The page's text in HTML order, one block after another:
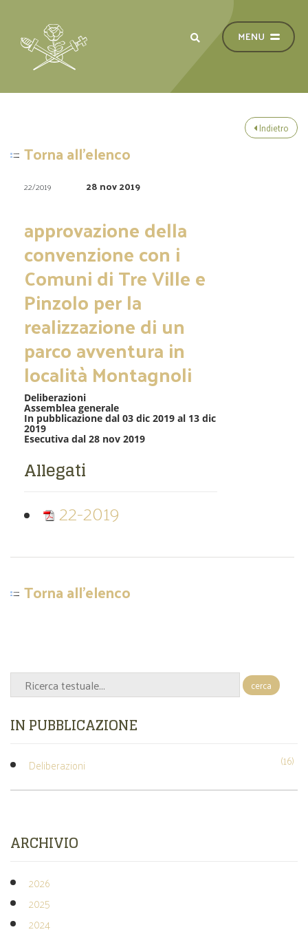
Indietro
Torna all'elenco
22/2019 28 nov 2019
approvazione della
convenzione con i
Comuni di Tre Ville e
Pinzolo per la
realizzazione di un
parco avventura in
località Montagnoli
Deliberazioni
Assemblea generale
In pubblicazione dal 03 dic 2019 al 13 dic
2019
Esecutiva dal 28 nov 2019
Allegati
22-2019
Torna all'elenco
cerca
IN PUBBLICAZIONE
Deliberazioni (16)
ARCHIVIO
2026
2025
2024